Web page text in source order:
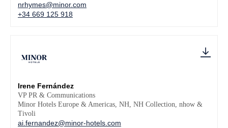
nrhymes@minor.com
+34 669 125 918
Irene Fernández
VP PR & Communications
Minor Hotels Europe & Americas, NH, NH Collection, nhow &
Tivoli
ai.fernandez@minor-hotels.com